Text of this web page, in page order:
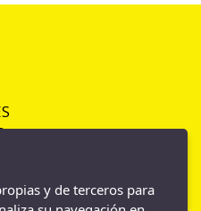
y de terceros para